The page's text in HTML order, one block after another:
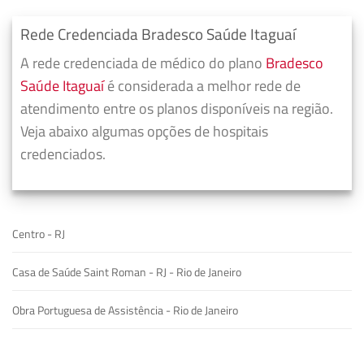
Rede Credenciada Bradesco Saúde Itaguaí
A rede credenciada de médico do plano Bradesco
Saúde Itaguaíé considerada a melhor rede de
atendimento entre os planos disponíveis na região.
Veja abaixo algumas opções de hospitais
credenciados.
Centro - RJ
Casa de Saúde Saint Roman - RJ - Rio de Janeiro
Obra Portuguesa de Assistência - Rio de Janeiro